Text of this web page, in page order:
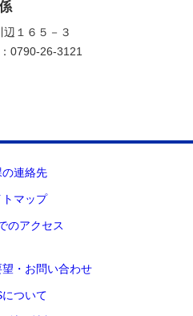
１６５－３
0790-26-3121
の連絡先
トマップ
のアクセス
・お問い合わせ
について